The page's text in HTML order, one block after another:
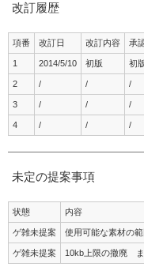
改訂履歴
項番 改訂日 改訂内容 承
1 2014/5/10 初版 初
2 / / /
3 / / /
4 / / /
未定の提案事項
状態 内容
ゲ雑未提案 使用可能な素材の
ゲ雑未提案 10kb上限の撤廃